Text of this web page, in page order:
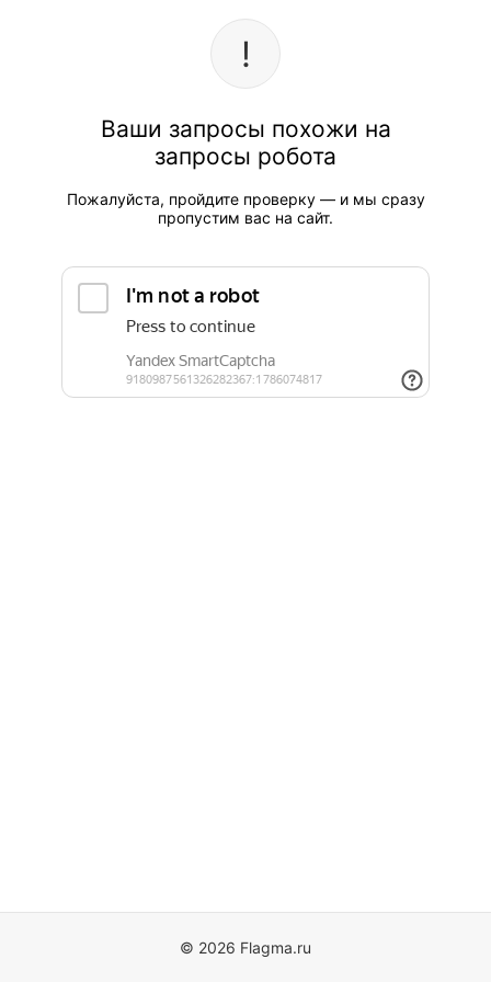
Ваши запросы похожи на
запросы робота
Пожалуйста, пройдите проверку — и мы сразу
пропустим вас на сайт.
© 2026 Flagma.ru